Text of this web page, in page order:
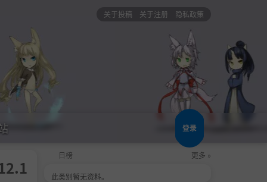
关于投稿 关于注册 隐私政策
登录
日榜 更多 »
此类别暂无资料。